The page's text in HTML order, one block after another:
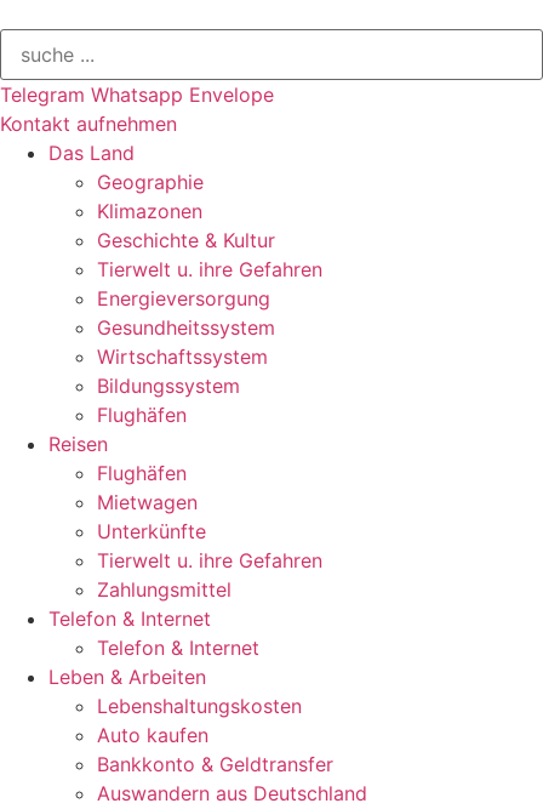
Telegram Whatsapp Envelope
Kontakt aufnehmen
Das Land
Geographie
Klimazonen
Geschichte & Kultur
Tierwelt u. ihre Gefahren
Energieversorgung
Gesundheitssystem
Wirtschaftssystem
Bildungssystem
Flughäfen
Reisen
Flughäfen
Mietwagen
Unterkünfte
Tierwelt u. ihre Gefahren
Zahlungsmittel
Telefon & Internet
Telefon & Internet
Leben & Arbeiten
Lebenshaltungskosten
Auto kaufen
Bankkonto & Geldtransfer
Auswandern aus Deutschland